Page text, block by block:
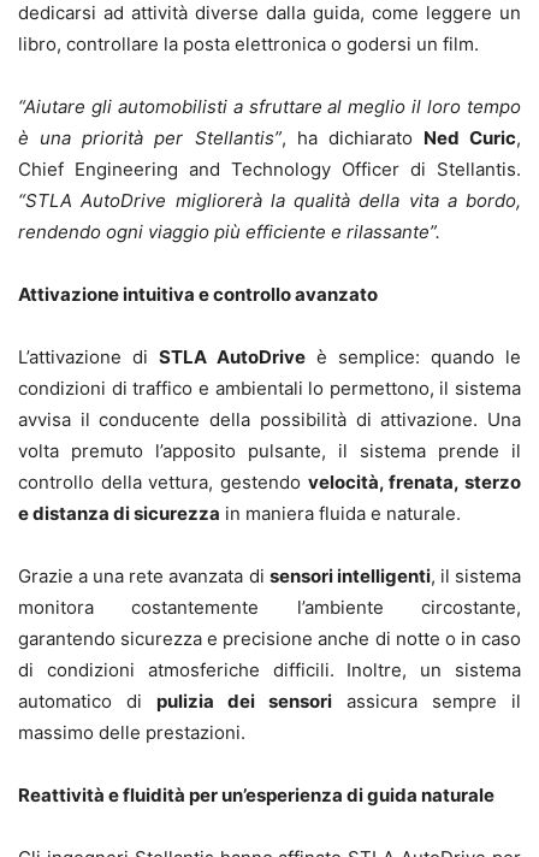
dedicarsi ad attività diverse dalla guida, come leggere un
libro, controllare la posta elettronica o godersi un film.
“Aiutare gli automobilisti a sfruttare al meglio il loro tempo
è una priorità per Stellantis”, ha dichiarato Ned Curic,
Chief Engineering and Technology Officer di Stellantis.
“STLA AutoDrive migliorerà la qualità della vita a bordo,
rendendo ogni viaggio più efficiente e rilassante”.
Attivazione intuitiva e controllo avanzato
L’attivazione di STLA AutoDrive è semplice: quando le
condizioni di traffico e ambientali lo permettono, il sistema
avvisa il conducente della possibilità di attivazione. Una
volta premuto l’apposito pulsante, il sistema prende il
controllo della vettura, gestendo velocità, frenata, sterzo
e distanza di sicurezza in maniera fluida e naturale.
Grazie a una rete avanzata di sensori intelligenti, il sistema
monitora costantemente l’ambiente circostante,
garantendo sicurezza e precisione anche di notte o in caso
di condizioni atmosferiche difficili. Inoltre, un sistema
automatico di pulizia dei sensori assicura sempre il
massimo delle prestazioni.
Reattività e fluidità per un’esperienza di guida naturale